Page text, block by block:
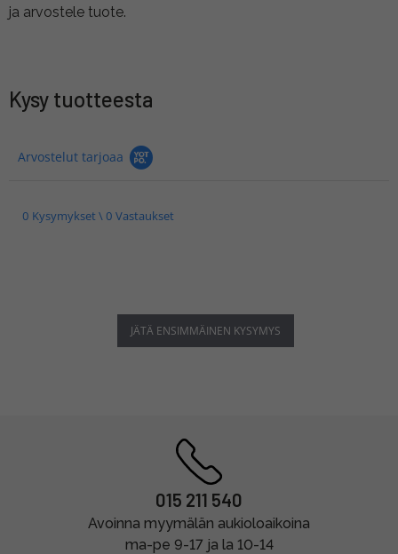
ja arvostele tuote.
Kysy tuotteesta
Arvostelut tarjoaa
0 Kysymykset \ 0 Vastaukset
JÄTÄ ENSIMMÄINEN KYSYMYS
015 211 540
Avoinna myymälän aukioloaikoina
ma-pe 9-17 ja la 10-14